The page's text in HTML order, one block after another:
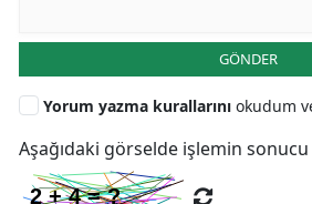
GÖNDER
Yorum yazma kurallarını okudum
Aşağıdaki görselde işlemin sonucu